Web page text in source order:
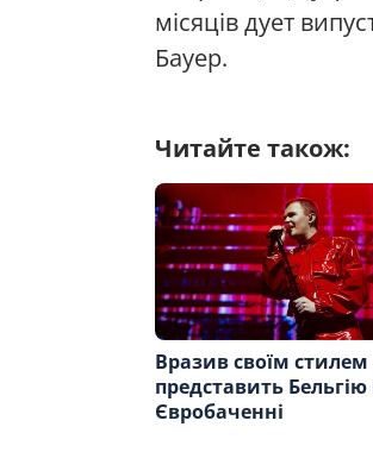
місяців дует
Бауер.
Читайте також:
Вразив своїм
представить Бельгію
Євробаченні